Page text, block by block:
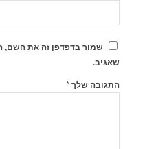
שמור בדפדפן זה את השם,
שאגיב.
התגובה שלך*